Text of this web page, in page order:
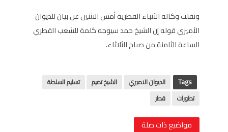
ونقلت وكالة الأنباء القطرية أمس الاثنين عن بيان للديوان
الأميري قوله إن الشيخ حمد سيوجه كلمة للشعب القطري
الساعة الثامنة من صباح الثلاثاء.
Tags الديوان الاميري الشيخ تميم
تسليم السلطة
تطورات
قطر
مواضيع ذات صلة